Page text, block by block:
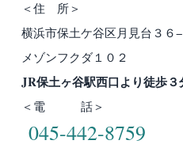
＜住 所＞
横浜市保土ケ谷区月見台３６−
メゾンフクダ１０２
JR保土ヶ谷駅西口より徒歩３
＜電 話＞
045-442-8759